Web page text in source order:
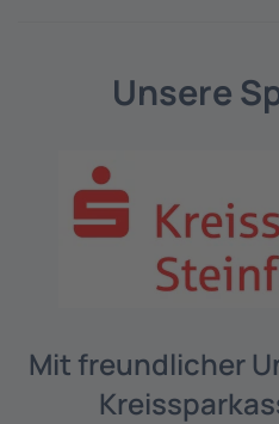
Unsere
Mit freundlicher